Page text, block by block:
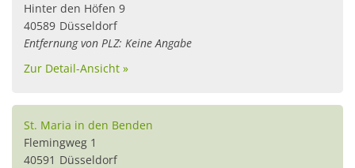
Hinter den Höfen 9
40589 Düsseldorf
Entfernung von PLZ: Keine Angabe
Zur Detail-Ansicht »
St. Maria in den Benden
Flemingweg 1
40591 Düsseldorf